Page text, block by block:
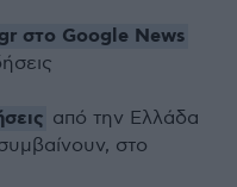
στο Google News
από την Ελλάδα
στο